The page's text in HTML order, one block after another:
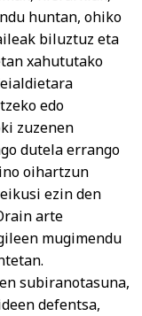
huntan, ohiko
biluztuz eta
xahututako
edo
zuzenen
dutela errango
oihartzun
ezin den
arte
mugimendu
subiranotasuna,
defentsa,